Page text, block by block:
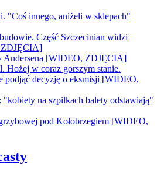
"Coś innego, aniżeli w sklepach"
Część Szczecinian widzi
ZDJĘCIA]
Andersena [WIDEO, ZDJĘCIA]
Hożej w coraz gorszym stanie.
podjąć decyzję o eksmisji [WIDEO,
"kobiety na szpilkach balety odstawiają"
pod Kołobrzegiem [WIDEO,